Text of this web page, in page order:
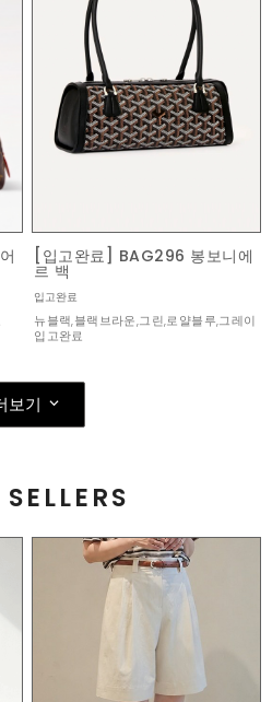
[입고완료] BAG296 봉보니에
르 백
입고완료
뉴블랙,블랙브라운,그린,로얄블루,그레이
입고완료
보기